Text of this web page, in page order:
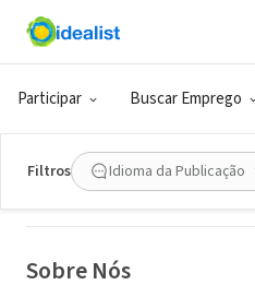
Participar Buscar Emprego
Filtros Idioma da Publicação
ONG (SETOR SOCIAL)
The Warrior's
Sobre Nós